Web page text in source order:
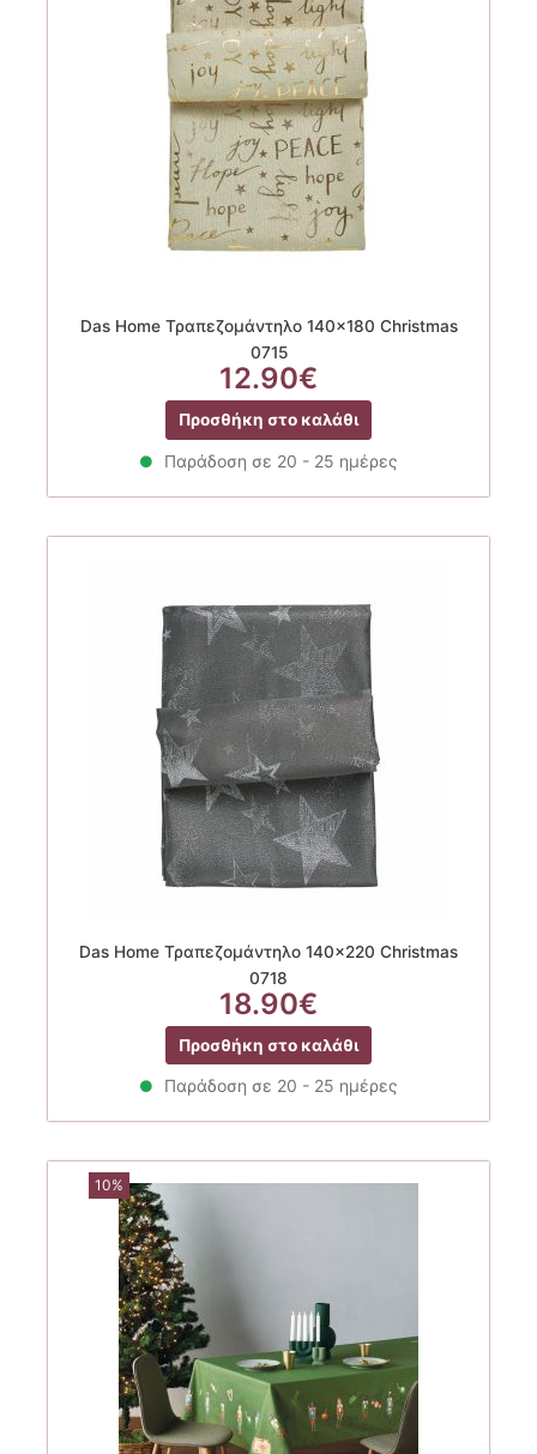
Das Home Τραπεζομάντηλο 140×180 Christmas
0715
12.90€
Προσθήκη στο καλάθι
Παράδοση σε 20 - 25 ημέρες
Das Home Τραπεζομάντηλο 140×220 Christmas
0718
18.90€
Προσθήκη στο καλάθι
Παράδοση σε 20 - 25 ημέρες
10%